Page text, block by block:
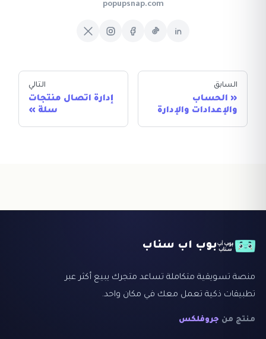
popupsnap.com
السابق
الحساب
والإعدادات والإدارة
التالي
إدارة اتصال منتجات
سلة
بوب اب سناب
منصة تسويقية متكاملة تساعد متجرك يبيع أكثر عبر
تطبيقات ذكية تعمل معك في مكان واحد.
منتج من جروفلكس